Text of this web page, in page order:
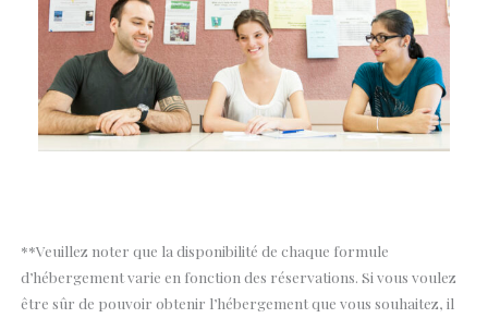
**Veuillez noter que la disponibilité de chaque formule
d’hébergement varie en fonction des réservations. Si vous voulez
être sûr de pouvoir obtenir l’hébergement que vous souhaitez, il